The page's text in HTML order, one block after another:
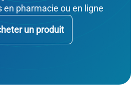
en pharmacie ou en ligne
un produit